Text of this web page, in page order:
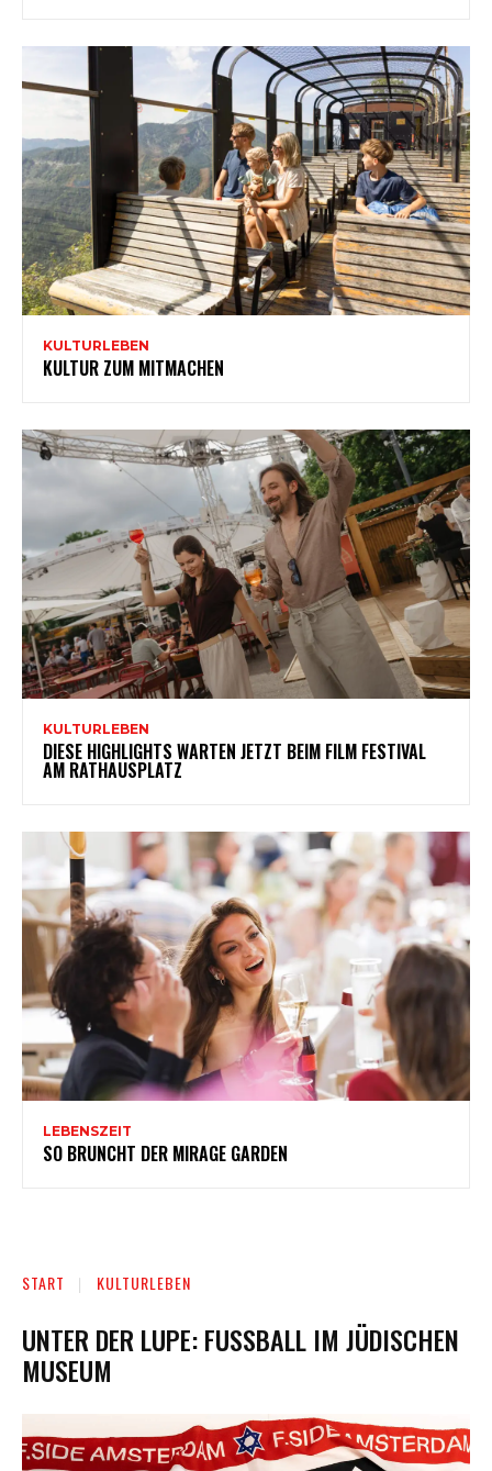
KULTURLEBEN
KULTUR ZUM MITMACHEN
KULTURLEBEN
DIESE HIGHLIGHTS WARTEN JETZT BEIM FILM FESTIVAL
AM RATHAUSPLATZ
LEBENSZEIT
SO BRUNCHT DER MIRAGE GARDEN